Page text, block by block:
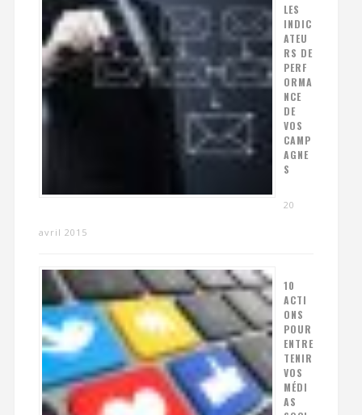
LES
INDIC
ATEU
RS DE
PERF
ORMA
NCE
DE
VOS
CAMP
AGNE
S
20
avril 2015
10
ACTI
ONS
POUR
ENTRE
TENIR
VOS
MÉDI
AS